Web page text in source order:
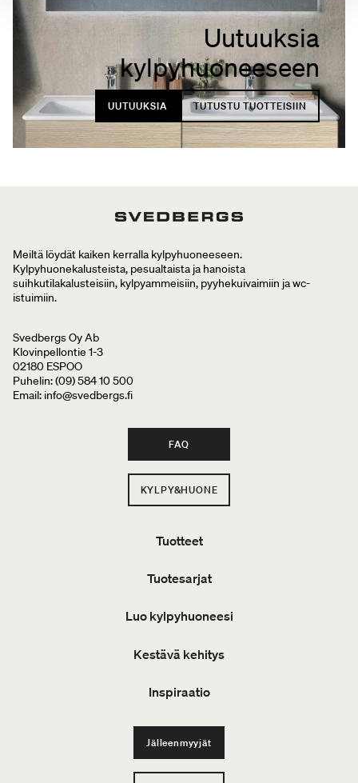
Uutuuksia
kylpyhuoneeseen
UUTUUKSIA TUTUSTU TUOTTEISIIN
Meiltä löydät kaiken kerralla kylpyhuoneeseen.
Kylpyhuonekalusteista, pesualtaista ja hanoista
suihkutilakalusteisiin, kylpyammeisiin, pyyhekuivaimiin ja wc-
istuimiin.
Svedbergs Oy Ab
Klovinpellontie 1-3
02180 ESPOO
Puhelin: (09) 584 10 500
Email: info@svedbergs.fi
FAQ
KYLPY&HUONE
Tuotteet
Tuotesarjat
Luo kylpyhuoneesi
Kestävä kehitys
Inspiraatio
Jälleenmyyjät